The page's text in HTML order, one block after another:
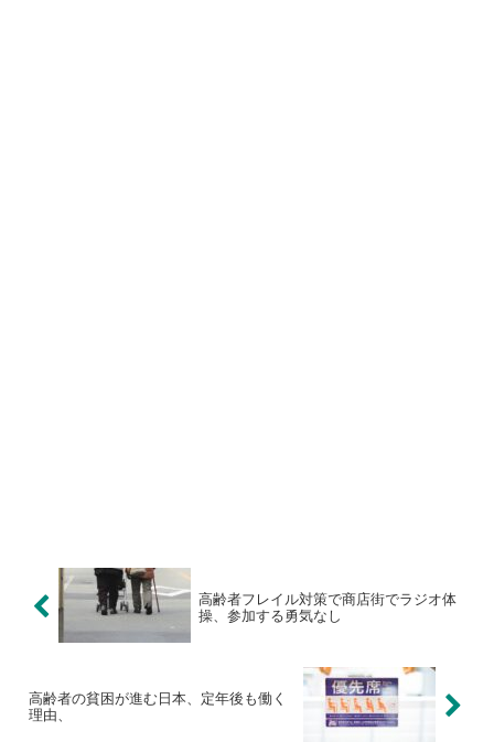
高齢者フレイル対策で商店街でラジオ体
操、参加する勇気なし
高齢者の貧困が進む日本、定年後も働く
理由、